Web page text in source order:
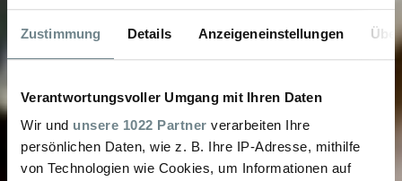
Zustimmung Details Anzeigeneinstellungen
Verantwortungsvoller Umgang mit Ihren Daten
Wir und unsere 1022 Partner verarbeiten Ihre
persönlichen Daten, wie z. B. Ihre IP-Adresse, mithilfe
von Technologien wie Cookies, um Informationen auf